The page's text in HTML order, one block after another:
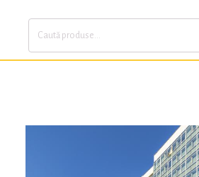
Caută